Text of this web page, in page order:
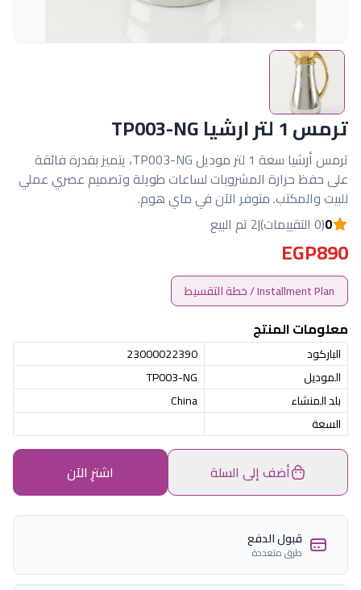
ترمس 1 لتر ارشيا TP003-NG
ترمس أرشيا سعة 1 لتر موديل TP003-NG، يتميز بقدرة فائقة
على حفظ حرارة المشروبات لساعات طويلة وتصميم عصري عملي
للبيت والمكتب. متوفر الآن في ماي هوم.
0(0 التقييمات) |2 تم البيع
EGP890
Installment Plan / خطة التقسيط
معلومات المنتج
الباركود
23000022390
الموديل
TP003-NG
بلد المنشاء
China
السعة
أضف إلى السلة اشترِ الآن
قبول الدفع
طرق متعددة